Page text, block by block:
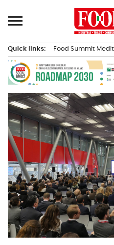
al
principale
Quick links: Food Summit